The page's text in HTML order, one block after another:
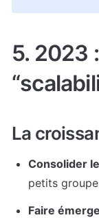
5. 2023
La
Consolider
petits
Faire